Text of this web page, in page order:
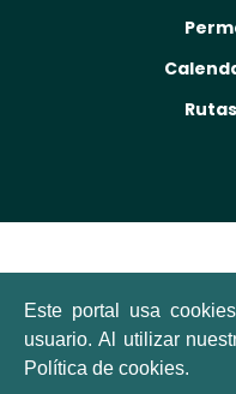
Este portal usa
usuario. Al utilizar
Política de cookies.